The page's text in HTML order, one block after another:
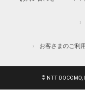
お客さまのご利
© NTT DOCOMO,